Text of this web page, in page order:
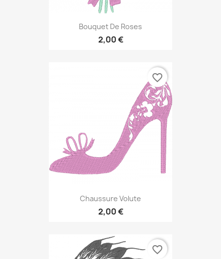
Bouquet De Roses
2,00 €
Chaussure Volute
2,00 €
favorite_border
favorite_border